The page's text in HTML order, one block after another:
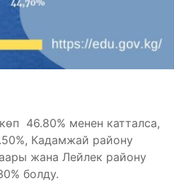
46.80% менен катталса,
Кадамжай району
жана Лейлек району
болду.